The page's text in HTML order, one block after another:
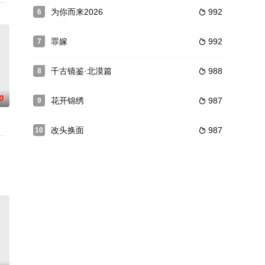
家良与自己的小老婆
联合行动，配合默契，在极端困难的情况下，与敌人展开殊死搏斗
6  992
为你而来2026
7  992
罪嫁
8  988
千古镜鉴·北漠篇
9  987
花开锦绣
10  987
改头换面